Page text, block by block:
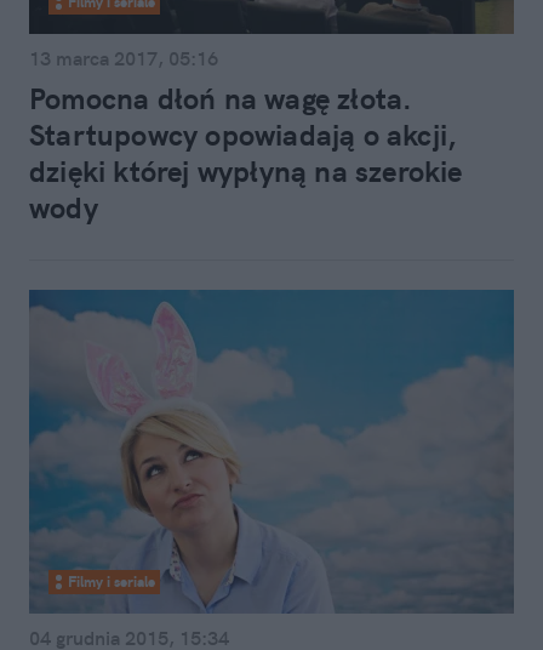
13 marca 2017, 05:16
Pomocna dłoń na wagę złota.
Startupowcy opowiadają o akcji,
dzięki której wypłyną na szerokie
wody
Filmy i seriale
04 grudnia 2015, 15:34